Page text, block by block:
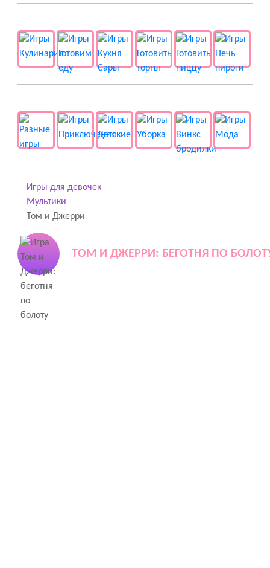
Игры для девочек
Мультики
Том и Джерри
ТОМ И ДЖЕРРИ: БЕГОТНЯ ПО